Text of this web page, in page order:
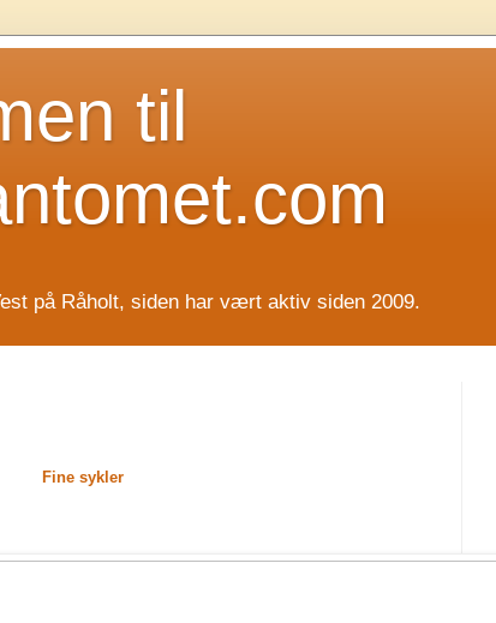
til
på Råholt, siden har vært aktiv siden 2009.
Fine sykler